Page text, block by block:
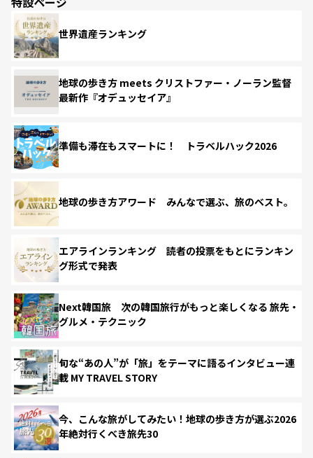
世界遺産ランキング
地球の歩き方 meets クリストファー・ノーラン監督
最新作『オデュッセイア』
準備も滞在もスマートに！ トラベルハック2026
地球の歩き方アワード みんなで選ぶ、旅のベスト。
エアラインランキング 読者の投票をもとにランキン
グ形式で発表
Next韓国旅 次の韓国旅行がもっと楽しくなる 旅先・
グルメ・テクニック
旬な“あの人”が「旅」をテーマに語るインタビュー連
載 MY TRAVEL STORY
今、こんな旅がしてみたい！地球の歩き方が選ぶ2026
年絶対行くべき旅先30